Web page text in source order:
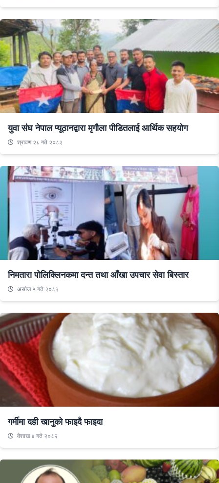
युवा संघ नेपाल प्यूठानद्वारा मृगौला पीडितलाई आर्थिक सहयोग
श्रावण २८ गते २०८२
निमतारा पोलिक्लिनकमा दन्त तथा आँखा उपचार सेवा बिस्तार
असाेज ५ गते २०८२
गर्मीमा दही खानुको फाइदै फाइदा
वैशाख ४ गते २०८२